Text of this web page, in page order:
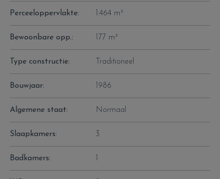
Perceeloppervlakte: 1.464 m²
Bewoonbare opp.: 177 m²
Type constructie: Traditioneel
Bouwjaar: 1986
Algemene staat: Normaal
Slaapkamers: 3
Badkamers: